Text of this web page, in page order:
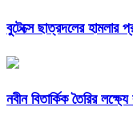
বুটেক্সে ছাত্রদলের হামলার
নবীন বিতার্কিক তৈরির